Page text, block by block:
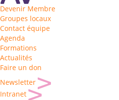
Devenir Membre
Groupes locaux
Contact équipe
Agenda
Formations
Actualités
Faire un don
Newsletter
Intranet